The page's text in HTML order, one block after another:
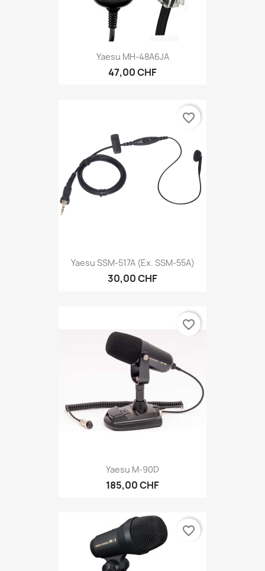
Yaesu MH-48A6JA
47,00 CHF
Yaesu SSM-517A (ex. SSM-55A)
30,00 CHF
favorite_border
Yaesu M-90D
185,00 CHF
favorite_border
favorite_border